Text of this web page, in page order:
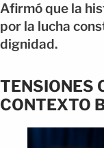
Afirmó que la
por la lucha
dignidad.
TENSIONES
CONTEXTO